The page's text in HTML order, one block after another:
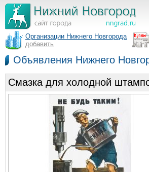
Организации Нижнего Новгорода
добавить
Объявления Нижнего
Смазка для холодной